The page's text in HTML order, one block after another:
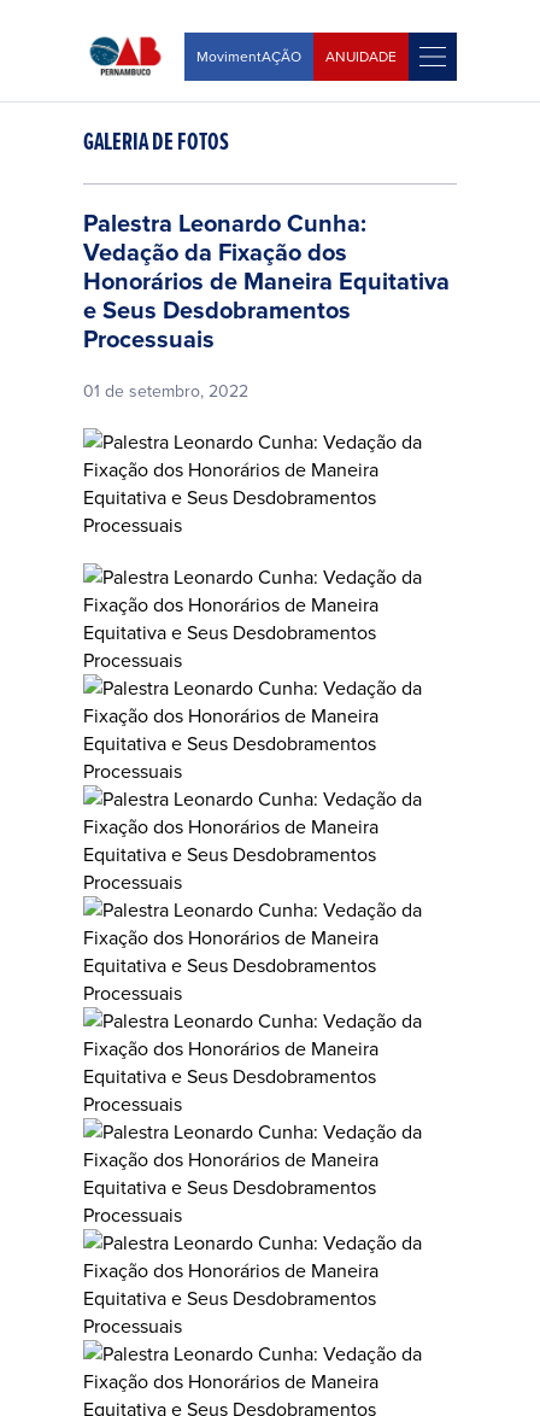
MovimentAÇÃO ANUIDADE
GALERIA DE FOTOS
Palestra Leonardo Cunha:
Vedação da Fixação dos
Honorários de Maneira Equitativa
e Seus Desdobramentos
Processuais
01 de setembro, 2022